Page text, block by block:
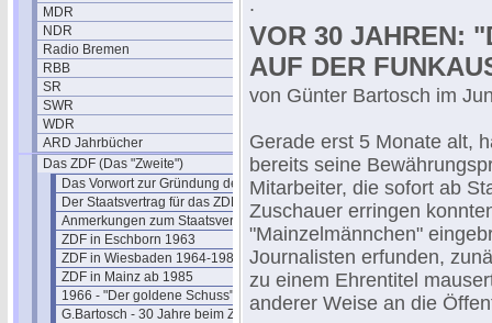
MDR
NDR
Radio Bremen
RBB
SR
SWR
WDR
ARD Jahrbücher
Das ZDF (Das "Zweite")
Das Vorwort zur Gründung des ZDF
Der Staatsvertrag für das ZDF
Anmerkungen zum Staatsvertrag
ZDF in Eschborn 1963
ZDF in Wiesbaden 1964-1984
ZDF in Mainz ab 1985
1966 - "Der goldene Schuss" Fotos
G.Bartosch - 30 Jahre beim ZDF
.
VOR 30 JAHREN:
AUF DER
von Günter Bartosch im
Gerade erst 5 Monate alt,
bereits seine
Mitarbeiter, die sofort ab
Zuschauer erringen
"Mainzelmännchen"
Journalisten erfunden,
zu einem Ehrentitel
anderer Weise an die